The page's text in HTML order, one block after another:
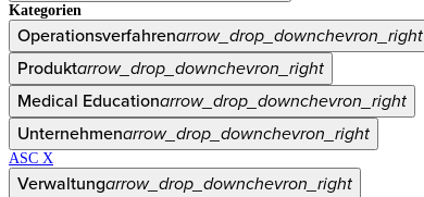
Kategorien
Operationsverfahrenarrow_drop_downchevron_right
Produktarrow_drop_downchevron_right
Medical Educationarrow_drop_downchevron_right
Unternehmenarrow_drop_downchevron_right
ASC X
Verwaltungarrow_drop_downchevron_right